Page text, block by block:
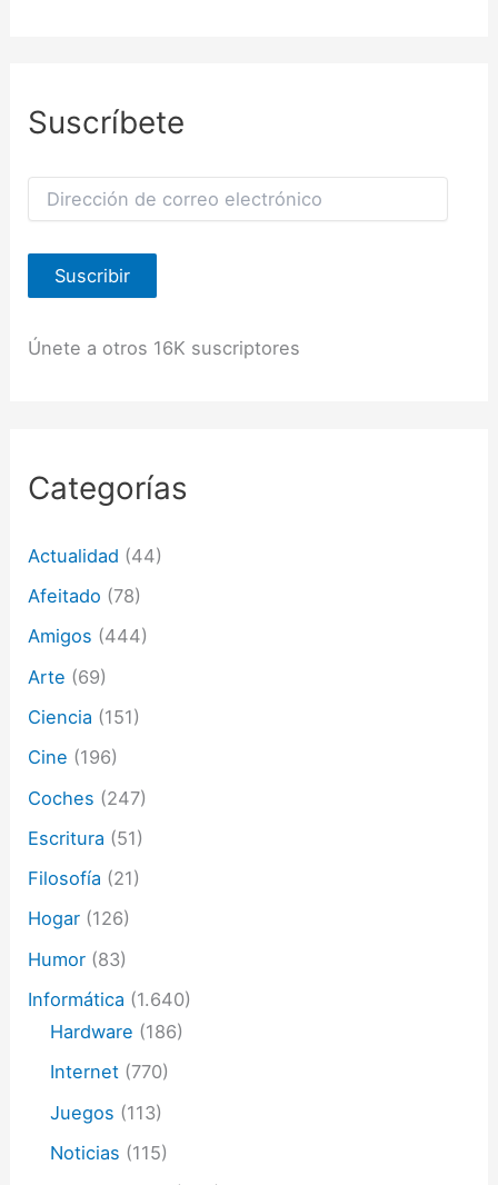
Suscríbete
e
c
ó
r
r
e
e
c
r
n
c
Suscribir
Únete a otros 16K suscriptores
Categorías
Actualidad (44)
Afeitado (78)
Amigos (444)
Arte (69)
Ciencia (151)
Cine (196)
Coches (247)
Escritura (51)
Filosofía (21)
Hogar (126)
Humor (83)
Informática (1.640)
Hardware (186)
Internet (770)
Juegos (113)
Noticias (115)